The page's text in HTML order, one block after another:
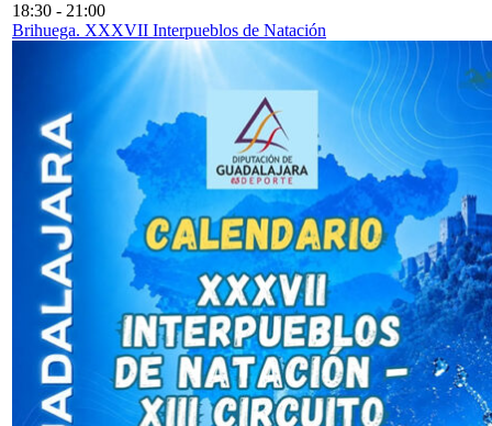
18:30 - 21:00
Brihuega. XXXVII Interpueblos de Natación